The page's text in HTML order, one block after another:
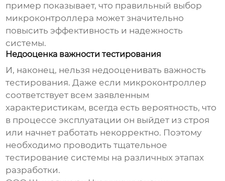
пример показывает, что правильный выбор
микроконтроллера может значительно
повысить эффективность и надежность
системы.
Недооценка важности тестирования
И, наконец, нельзя недооценивать важность
тестирования. Даже если микроконтроллер
соответствует всем заявленным
характеристикам, всегда есть вероятность, что
в процессе эксплуатации он выйдет из строя
или начнет работать некорректно. Поэтому
необходимо проводить тщательное
тестирование системы на различных этапах
разработки.